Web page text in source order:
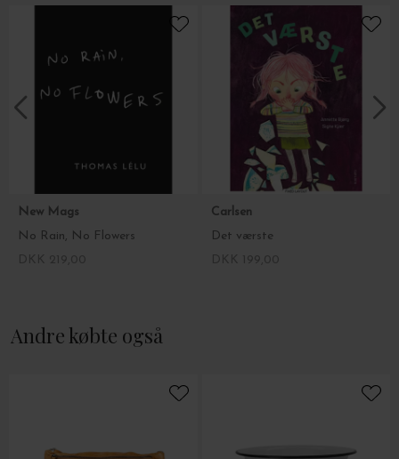
HyggeSNAK består af 110 kort med 200 spørgsmål og et sæt
regler for hvordan spillet spilles.
Eksempler på spørgsmål:
Hvad er en af de bedste komplimenter, du nogensinde har fået?
Hvad har du måtte opgive, som du aldrig troede, du skulle
opgive?
Samler du på noget, som er mange penge værd?
Hvem af os ville se mest dramatisk ud i slowmotion?
New Mags
No Rain, No Flowers
Carlsen
Det værste
Andre købte også